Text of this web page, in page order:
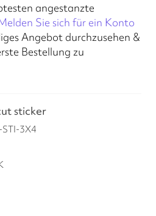
angestanzte
Sie sich für ein Konto
Angebot durchzusehen &
Bestellung zu
sticker
3X4